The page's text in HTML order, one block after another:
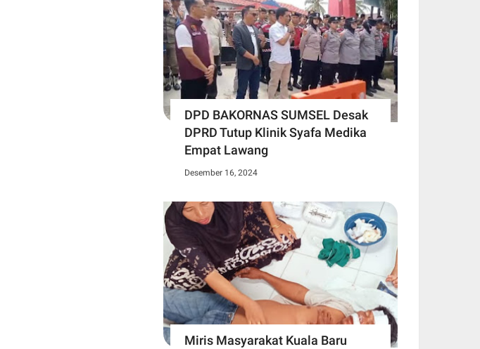
DPD BAKORNAS SUMSEL Desak
DPRD Tutup Klinik Syafa Medika
Empat Lawang
Desember 16, 2024
Miris Masyarakat Kuala Baru